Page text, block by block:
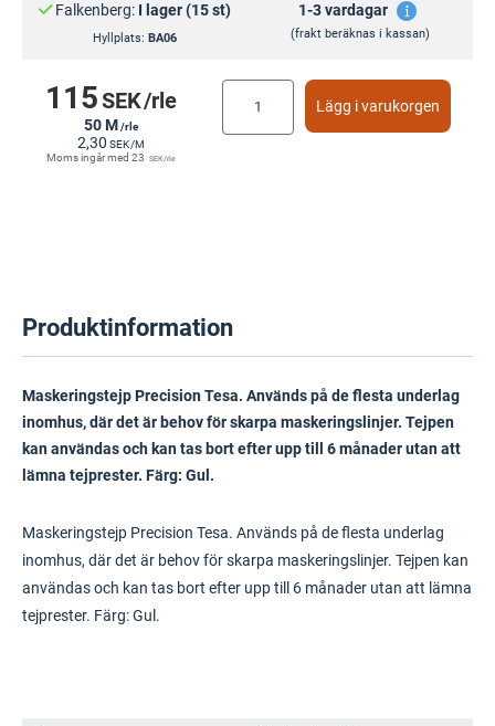
Falkenberg: I lager (15 st)
Hyllplats: BA06
1-3 vardagar
(frakt beräknas i kassan)
115SEK/rle
50 M/rle
2,30 SEK /M
Moms ingår med23 SEK/rle
Lägg i varukorgen
Produktinformation
Maskeringstejp Precision Tesa. Används på de flesta underlag
inomhus, där det är behov för skarpa maskeringslinjer. Tejpen
kan användas och kan tas bort efter upp till 6 månader utan att
lämna tejprester. Färg: Gul.
Maskeringstejp Precision Tesa. Används på de flesta underlag
inomhus, där det är behov för skarpa maskeringslinjer. Tejpen kan
användas och kan tas bort efter upp till 6 månader utan att lämna
tejprester. Färg: Gul.